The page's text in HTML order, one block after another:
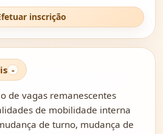
inscrição
de vagas remanescentes
de mobilidade interna
de turno, mudança de